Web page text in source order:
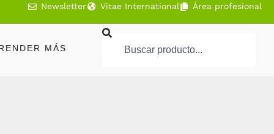
Newsletter Vitae International Área profesional
MÁS